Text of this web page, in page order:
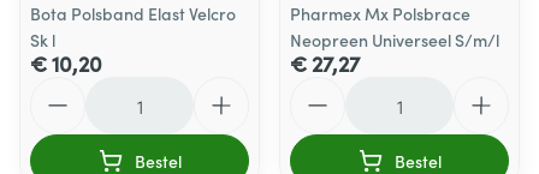
Bota Polsband Elast Velcro
Sk l
€ 10,20
Bestel
Pharmex Mx Polsbrace
Neopreen Universeel S/m/l
€ 27,27
Bestel